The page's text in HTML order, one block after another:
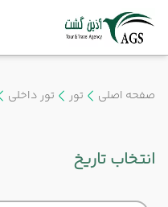
صفحه اصلی تور تور داخلی
انتخاب تاریخ